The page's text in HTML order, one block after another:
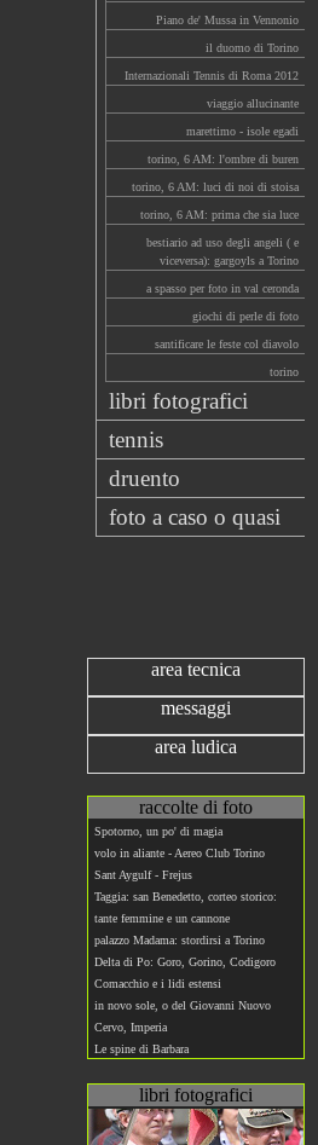
Piano de' Mussa in Vennonio
il duomo di Torino
Internazionali Tennis di Roma 2012
viaggio allucinante
marettimo - isole egadi
torino, 6 AM: l'ombre di buren
torino, 6 AM: luci di noi di stoisa
torino, 6 AM: prima che sia luce
bestiario ad uso degli angeli ( e
viceversa): gargoyls a Torino
a spasso per foto in val ceronda
giochi di perle di foto
santificare le feste col diavolo
torino
libri fotografici
tennis
druento
foto a caso o quasi
area tecnica
messaggi
area ludica
raccolte di foto
Spotorno, un po' di magia
volo in aliante - Aereo Club Torino
Sant Aygulf - Frejus
Taggia: san Benedetto, corteo storico:
tante femmine e un cannone
palazzo Madama: stordirsi a Torino
Delta di Po: Goro, Gorino, Codigoro
Comacchio e i lidi estensi
in novo sole, o del Giovanni Nuovo
Cervo, Imperia
Le spine di Barbara
libri fotografici